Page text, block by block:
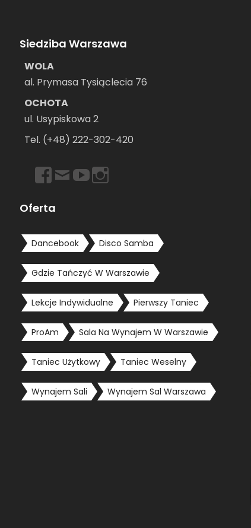
Siedziba Warszawa
WOLA
al. Prymasa Tysiąclecia 76
OCHOTA
ul. Usypiskowa 2
Tel. (+48) 222-302-420
https://www.facebook.com/dancebookwarszawa
Emailhttps://www.youtube.com/user/dancebookpl
Oferta
Dancebook Disco Samba
Gdzie Tańczyć W Warszawie
Lekcje Indywidualne Pierwszy Taniec
ProAm Sala Na Wynajem W Warszawie
Taniec Użytkowy Taniec Weselny
Wynajem Sali Wynajem Sal Warszawa